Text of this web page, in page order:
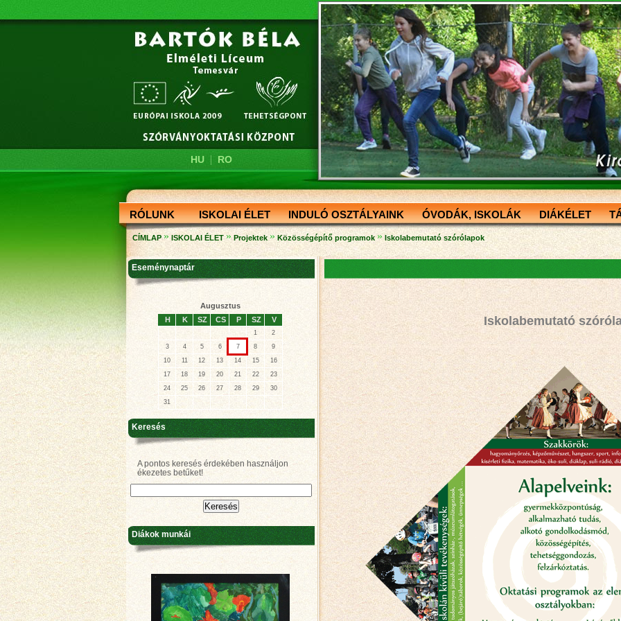
HU| RO
RÓLUNK ISKOLAI ÉLET INDULÓ OSZTÁLYAINK ÓVODÁK, ISKOLÁK DIÁKÉLET
CÍMLAP » ISKOLAI ÉLET » Projektek » Közösségépítő programok » Iskolabemutató szórólapok
Iskolabemutató
Eseménynaptár
Augusztus
H
K SZ CS P SZ V
1
2
3
4 5 6 7 8
9
10
11 12 13 14 15
16
17
18 19 20 21 22
23
24
25 26 27 28 29
30
31
Keresés
A pontos keresés érdekében használjon
ékezetes betűket!
Diákok munkái